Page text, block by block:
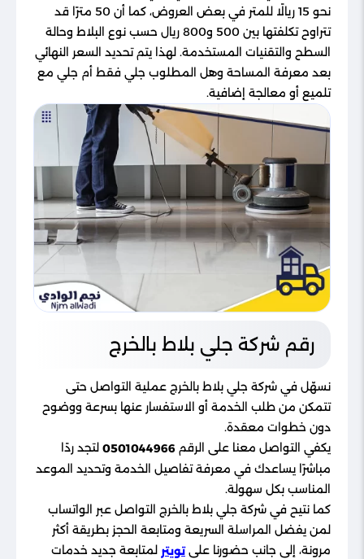
نحو 15 ريالًا للمتر في بعض العروض، كما أن 50 مترًا قد
تتراوح تكلفتها بين 500 و800 ريال حسب نوع البلاط وحالة
السطح والتقنيات المستخدمة. لهذا يتم تحديد السعر النهائي
بعد معرفة المساحة وهل المطلوب جلي فقط أم جلي مع
تلميع أو معالجة إضافية.
رقم شركة جلي بلاط بالخرج
نسهّل في شركة جلي بلاط بالخرج عملية التواصل حتى
تتمكن من طلب الخدمة أو الاستفسار عنها بسرعة ووضوح
دون خطوات معقدة.
يكفي التواصل معنا على الرقم 0501044966 لتجد ردًا
مباشرًا يساعدك في معرفة تفاصيل الخدمة وتحديد الموعد
المناسب بكل سهولة.
كما نتيح في شركة جلي بلاط بالخرج التواصل عبر الواتساب
لمن يفضل المراسلة السريعة ومتابعة الحجز بطريقة أكثر
مرونة، إلى جانب حضورنا علىتويتر لمتابعة جديد خدمات